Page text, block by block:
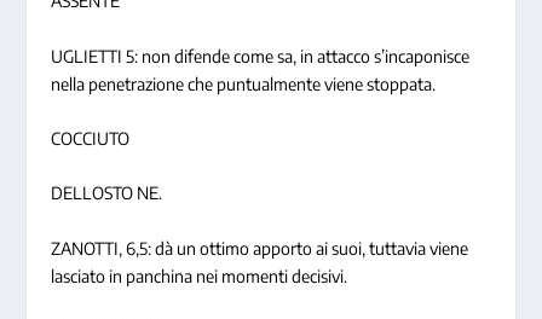
UGLIETTI 5: non difende come sa, in attacco s’incaponisce
nella penetrazione che puntualmente viene stoppata.
COCCIUTO
DELLOSTO NE.
ZANOTTI, 6,5: dà un ottimo apporto ai suoi, tuttavia viene
lasciato in panchina nei momenti decisivi.